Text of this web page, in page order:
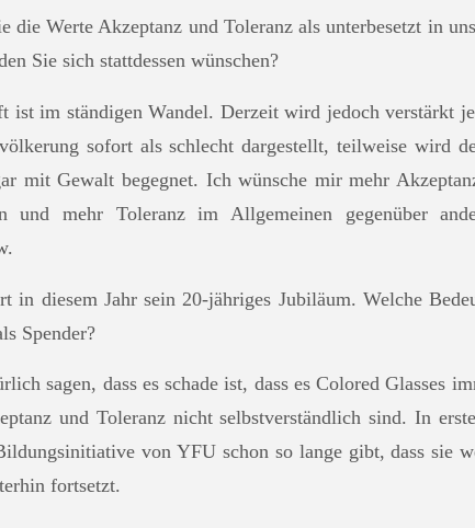
die Werte Akzeptanz und Toleranz als unterbesetzt in
Sie sich stattdessen wünschen?
ist im ständigen Wandel. Derzeit wird jedoch verstärkt
sofort als schlecht dargestellt, teilweise wird
mit Gewalt begegnet. Ich wünsche mir mehr
und mehr Toleranz im Allgemeinen gegenüber
in diesem Jahr sein 20-jähriges Jubiläum. Welche
Spender?
sagen, dass es schade ist, dass es Colored Glasses
und Toleranz nicht selbstverständlich sind. In
von YFU schon so lange gibt, dass sie
fortsetzt.